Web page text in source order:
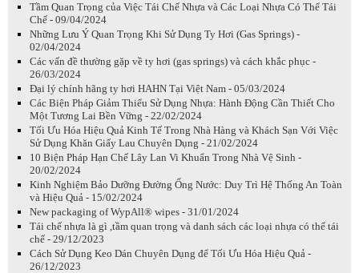
Tầm Quan Trọng của Việc Tái Chế Nhựa và Các Loại Nhựa Có Thể Tái
Chế - 09/04/2024
Những Lưu Ý Quan Trọng Khi Sử Dụng Ty Hơi (Gas Springs) -
02/04/2024
Các vấn đề thường gặp về ty hơi (gas springs) và cách khắc phục -
26/03/2024
Đại lý chính hãng ty hơi HAHN Tại Việt Nam - 05/03/2024
Các Biện Pháp Giảm Thiểu Sử Dụng Nhựa: Hành Động Cần Thiết Cho
Một Tương Lai Bền Vững - 22/02/2024
Tối Ưu Hóa Hiệu Quả Kinh Tế Trong Nhà Hàng và Khách Sạn Với Việc
Sử Dụng Khăn Giấy Lau Chuyên Dụng - 21/02/2024
10 Biện Pháp Hạn Chế Lây Lan Vi Khuẩn Trong Nhà Vệ Sinh -
20/02/2024
Kinh Nghiệm Bảo Dưỡng Đường Ống Nước: Duy Trì Hệ Thống An Toàn
và Hiệu Quả - 15/02/2024
New packaging of WypAll® wipes - 31/01/2024
Tái chế nhựa là gì ,tầm quan trọng và danh sách các loại nhựa có thể tái
chế - 29/12/2023
Cách Sử Dụng Keo Dán Chuyên Dụng để Tối Ưu Hóa Hiệu Quả -
26/12/2023